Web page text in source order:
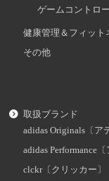
ゲームコントロ
健康管理＆フィット
その他
取扱ブランド
adidas Originals〔ア
adidas Performance
clckr〔クリッカー〕